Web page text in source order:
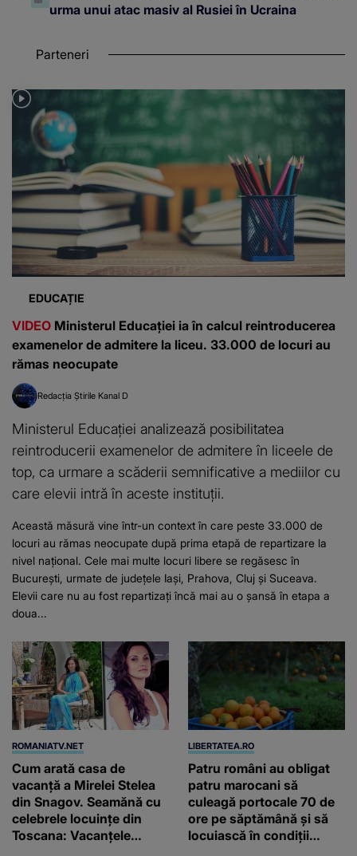
urma unui atac masiv al Rusiei în Ucraina
Parteneri
EDUCAȚIE
VIDEO Ministerul Educației ia în calcul reintroducerea
examenelor de admitere la liceu. 33.000 de locuri au
rămas neocupate
Redacția Știrile Kanal D
Ministerul Educației analizează posibilitatea
reintroducerii examenelor de admitere în liceele de
top, ca urmare a scăderii semnificative a mediilor cu
care elevii intră în aceste instituții.
Această măsură vine într-un context în care peste 33.000 de
locuri au rămas neocupate după prima etapă de repartizare la
nivel național. Cele mai multe locuri libere se regăsesc în
București, urmate de județele Iași, Prahova, Cluj și Suceava.
Elevii care nu au fost repartizați încă mai au o șansă în etapa a
doua...
ROMANIATV.NET
Cum arată casa de
vacanță a Mirelei Stelea
din Snagov. Seamănă cu
celebrele locuințe din
Toscana: Vacanţele
LIBERTATEA.RO
Patru români au obligat
patru marocani să
culeagă portocale 70 de
ore pe săptămână și să
locuiască în condiții